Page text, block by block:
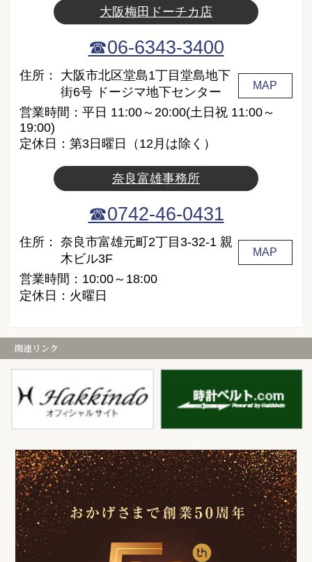
大阪梅田ドーチカ店
☎06-6343-3400
住所：
大阪市北区堂島1丁目堂島地下
街6号 ドージマ地下センター
MAP
営業時間：平日 11:00～20:00(土日祝 11:00～
19:00)
定休日：第3日曜日（12月は除く）
奈良富雄事務所
☎0742-46-0431
住所：
奈良市富雄元町2丁目3-32-1 親
木ビル3F
MAP
営業時間：10:00～18:00
定休日：火曜日
お